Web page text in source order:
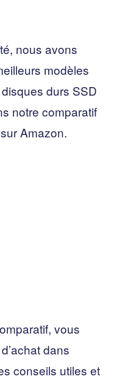
nous avons
modèles
durs SSD
notre comparatif
Amazon.
vous
dans
conseils utiles et